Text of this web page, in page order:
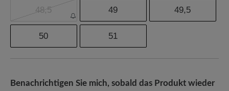
48,5 49 49,5
50 51
Benachrichtigen Sie mich, sobald das Produkt wieder